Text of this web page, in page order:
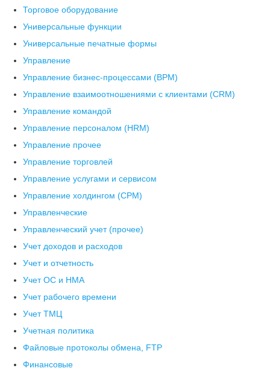
Торговое оборудование
Универсальные функции
Универсальные печатные формы
Управление
Управление бизнес-процессами (BPM)
Управление взаимоотношениями с клиентами (СRM)
Управление командой
Управление персоналом (HRM)
Управление прочее
Управление торговлей
Управление услугами и сервисом
Управление холдингом (CPM)
Управленческие
Управленческий учет (прочее)
Учет доходов и расходов
Учет и отчетность
Учет ОС и НМА
Учет рабочего времени
Учет ТМЦ
Учетная политика
Файловые протоколы обмена, FTP
Финансовые